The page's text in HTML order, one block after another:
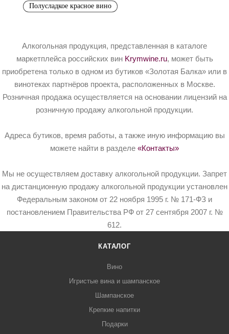
Полусладкое красное вино
Алкогольная продукция, представленная в каталоге
маркетплейса российских вин Krymwine.ru, может быть
приобретена только в одном из бутиков «Золотая Балка» или в
винотеках партнёров проекта, расположенных в Москве.
Розничная продажа осуществляется на основании лицензий на
розничную продажу алкогольной продукции.
Адреса бутиков, время работы, а также иную информацию вы
можете найти в разделе «Контакты»
Мы не осуществляем доставку алкогольной продукции. Запрет
на дистанционную продажу алкогольной продукции установлен
Федеральным законом от 22 ноября 1995 г. № 171-ФЗ и
постановлением Правительства РФ от 27 сентября 2007 г. №
612.
КАТАЛОГ
Вино
Игристые вина и шампанское
Шампанское
Крепкие напитки
Подарки